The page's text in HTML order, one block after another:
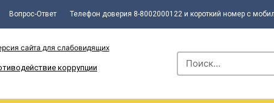
Вопрос-Ответ Телефон доверия 8-8002000122 и короткий номер с
сайта для слабовидящих
коррупции